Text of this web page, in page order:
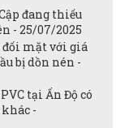
đang thiếu
- 25/07/2025
mặt với giá
bị dồn nén -
tại Ấn Độ có
-